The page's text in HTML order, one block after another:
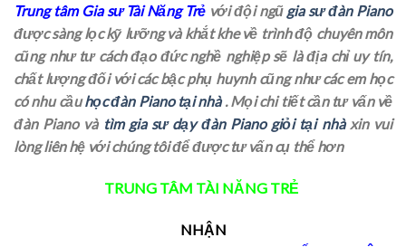
Trung tâm Gia sư Tài Năng Trẻ với đội ngũ gia sư đàn Piano
được sàng lọc kỹ lưỡng và khắt khe về trình độ chuyên môn
cũng như tư cách đạo đức nghề nghiệp sẽ là địa chỉ uy tín,
chất lượng đối với các bậc phụ huynh cũng như các em học
có nhu cầuhọc đàn Piano tại nhà. Mọi chi tiết cần tư vấn về
đàn Piano và tìm gia sư dạy đàn Piano giỏi tại nhàxin vui
lòng liên hệ với chúng tôi để được tư vấn cụ thể hơn
TRUNG TÂM TÀI NĂNG TRẺ
NHẬN